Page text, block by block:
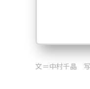
文＝中村千晶 写